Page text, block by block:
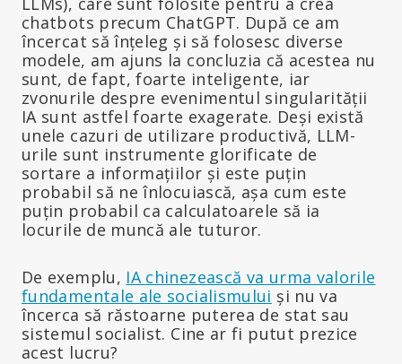
chatbots precum ChatGPT. După ce am
încercat să înțeleg și să folosesc diverse
modele, am ajuns la concluzia că acestea nu
sunt, de fapt, foarte inteligente, iar
zvonurile despre evenimentul singularității
IA sunt astfel foarte exagerate. Deși există
unele cazuri de utilizare productivă, LLM-
urile sunt instrumente glorificate de
sortare a informațiilor și este puțin
probabil să ne înlocuiască, așa cum este
puțin probabil ca calculatoarele să ia
locurile de muncă ale tuturor.
De exemplu, IA chinezească va urma valorile
fundamentale ale socialismului și nu va
încerca să răstoarne puterea de stat sau
sistemul socialist. Cine ar fi putut prezice
acest lucru?